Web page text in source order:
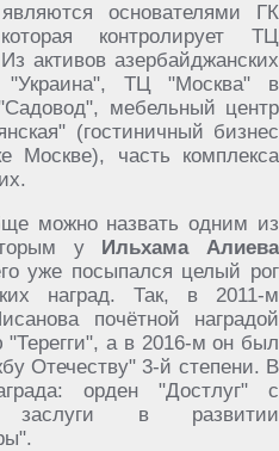
являются основателями ГК
контролирует ТЦ
активов азербайджанских
"Украина", ТЦ "Москва" в
мебельный центр
(гостиничный бизнес
Москве), часть комплекса
можно назвать одним из
у Ильхама Алиева
уже посыпался целый рог
наград. Так, в 2011-м
почётной наградой
а в 2016-м он был
Отечеству" 3-й степени. В
орден "Достлуг" с
заслуги в развитии